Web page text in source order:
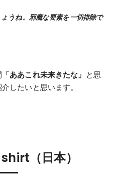
うね。邪魔な要素を一切排除で
「ああこれ未来きたな」 と思
したいと思います。
（日本）